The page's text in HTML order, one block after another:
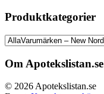
priset
499.00 kr.
priset
är:
374.00 kr.
Produktkategorier
Om Apotekslistan.se
© 2026 Apotekslistan.se